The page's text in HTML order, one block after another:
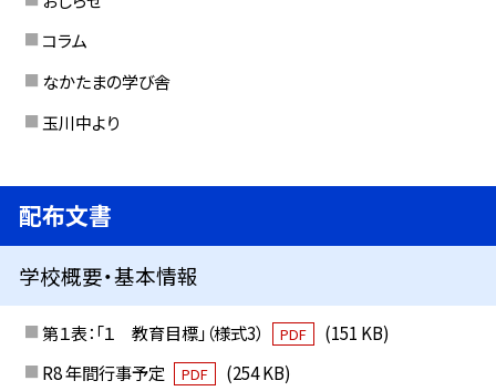
コラム
なかたまの学び舎
玉川中より
配布文書
学校概要・基本情報
第１表：「１ 教育目標」（様式3） PDF
(151 KB)
R8 年間行事予定
PDF
(254 KB)